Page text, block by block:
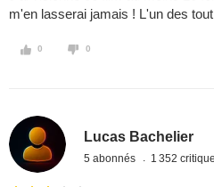
m'en lasserai jamais ! L'un des
0 0
Lucas Bachelier
5 abonnés 1 352